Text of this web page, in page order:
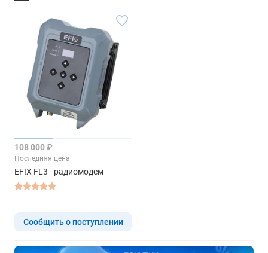
108 000 ₽
Последняя цена
EFIX FL3 - радиомодем
Сообщить о поступлении